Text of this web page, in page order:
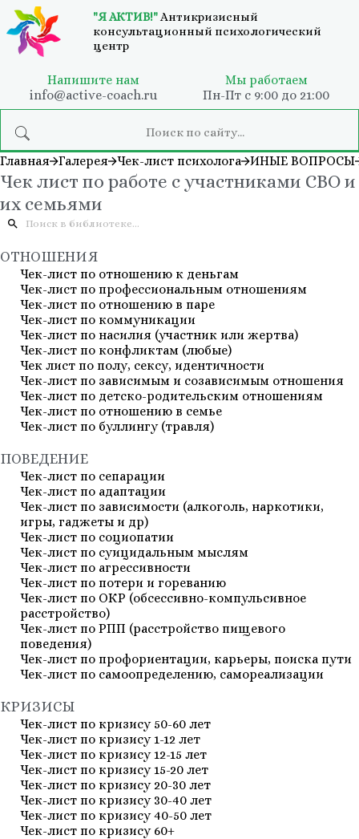
"Я АКТИВ!"Антикризисный
консультационный психологический
центр
Напишите нам
info@active-coach.ru
Мы работаем
Пн-Пт с 9:00 до 21:00
Главная Галерея Чек-лист психолога ИНЫЕ ВОПРОСЫ
Чек лист по работе с участниками СВО и
их семьями
ОТНОШЕНИЯ
Чек-лист по отношению к деньгам
Чек-лист по профессиональным отношениям
Чек-лист по отношению в паре
Чек-лист по коммуникации
Чек-лист по насилия (участник или жертва)
Чек-лист по конфликтам (любые)
Чек лист по полу, сексу, идентичности
Чек-лист по зависимым и созависимым отношения
Чек-лист по детско-родительским отношениям
Чек-лист по отношению в семье
Чек-лист по буллингу (травля)
ПОВЕДЕНИЕ
Чек-лист по сепарации
Чек-лист по адаптации
Чек-лист по зависимости (алкоголь, наркотики,
игры, гаджеты и др)
Чек-лист по социопатии
Чек-лист по суицидальным мыслям
Чек-лист по агрессивности
Чек-лист по потери и гореванию
Чек-лист по ОКР (обсессивно-компульсивное
расстройство)
Чек-лист по РПП (расстройство пищевого
поведения)
Чек-лист по профориентации, карьеры, поиска пути
Чек-лист по самоопределению, самореализации
КРИЗИСЫ
Чек-лист по кризису 50-60 лет
Чек-лист по кризису 1-12 лет
Чек-лист по кризису 12-15 лет
Чек-лист по кризису 15-20 лет
Чек-лист по кризису 20-30 лет
Чек-лист по кризису 30-40 лет
Чек-лист по кризису 40-50 лет
Чек-лист по кризису 60+